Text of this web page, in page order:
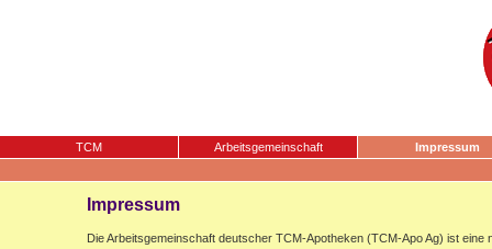
TCM Arbeitsgemeinschaft Impressum
Impressum
Die Arbeitsgemeinschaft deutscher TCM-Apotheken (TCM-Apo Ag) ist eine